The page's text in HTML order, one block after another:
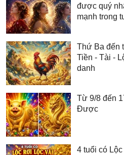
được quý
mạnh trong
Thứ Ba đến
Tiền - Tài -
danh
Từ 9/8 đến
Được
4 tuổi có